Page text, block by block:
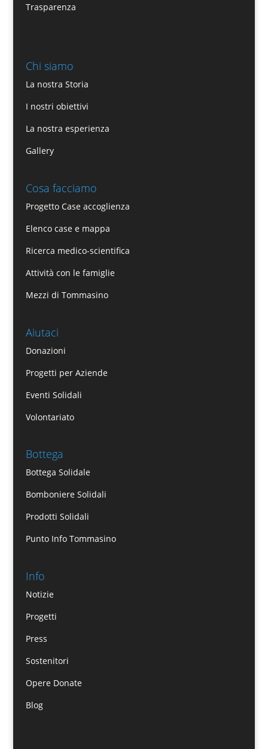
Trasparenza
Chi siamo
La nostra Storia
I nostri obiettivi
La nostra esperienza
Gallery
Cosa facciamo
Progetto Case accoglienza
Elenco case e mappa
Ricerca medico-scientifica
Attività con le famiglie
Mezzi di Tommasino
Aiutaci
Donazioni
Progetti per Aziende
Eventi Solidali
Volontariato
Bottega
Bottega Solidale
Bomboniere Solidali
Prodotti Solidali
Punto Info Tommasino
Info
Notizie
Progetti
Press
Sostenitori
Opere Donate
Blog